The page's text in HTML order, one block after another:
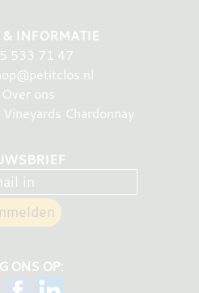
& INFORMATIE
533 71 47
Over ons
Chardonnay
ONS OP: